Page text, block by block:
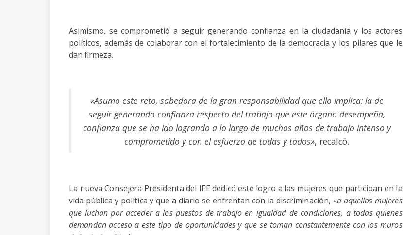
Asimismo, se comprometió a seguir generando confianza en la ciudadanía y los actores
políticos, además de colaborar con el fortalecimiento de la democracia y los pilares que le
dan firmeza.
«Asumo este reto, sabedora de la gran responsabilidad que ello implica: la de
seguir generando confianza respecto del trabajo que este órgano desempeña,
confianza que se ha ido logrando a lo largo de muchos años de trabajo intenso y
comprometido y con el esfuerzo de todas y todos», recalcó.
La nueva Consejera Presidenta del IEE dedicó este logro a las mujeres que participan en la
vida pública y política y que a diario se enfrentan con la discriminación, «a aquellas mujeres
que luchan por acceder a los puestos de trabajo en igualdad de condiciones, a todas quienes
demandan acceso a este tipo de oportunidades y que se toman constantemente con los muros